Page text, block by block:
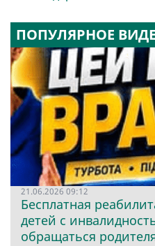
ПОПУЛЯРНОЕ
21.06.2026 09:12
Бесплатная
детей с
обращаться